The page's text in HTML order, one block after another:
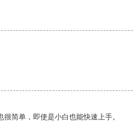
简单，即使是小白也能快速上手。